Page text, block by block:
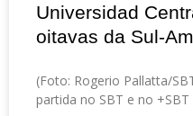
Universidad
oitavas da Sul-
(Foto: Rogerio Pallatta/
partida no SBT e no +SBT